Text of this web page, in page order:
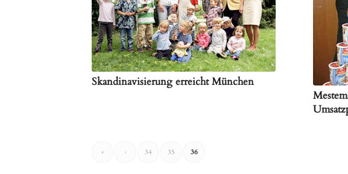
Skandinavisierung erreicht München
« ‹ 34 35 36